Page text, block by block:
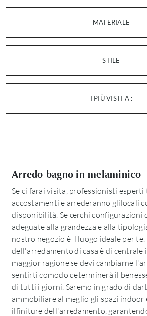
MATERIALE
STILE
I PIÙ VISTI A :
Arredo bagno in melaminico
Se ci farai visita, professionisti
accostamenti e arrederanno glilocali
disponibilità. Se cerchi configurazioni
adeguate alla grandezza e alla
nostro negozio è il luogo ideale per te.
dell'arredamento di casa è di centrale
maggior ragione se devi cambiarne
sentirti comodo determinerà il
di tutti i giorni. Saremo in grado di
ammobiliare al meglio gli spazi indoor
ilfiniture dell'arredamento,